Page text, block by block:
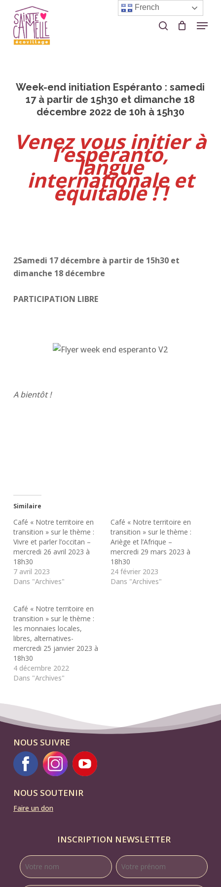
main
content
search Menu
Week-end initiation Espéranto : samedi
17 à partir de 15h30 et dimanche 18
décembre 2022 de 10h à 15h30
Venez vous initier à
l’espéranto,
langue
internationale et
équitable ! !
2Samedi 17 décembre à partir de 15h30 et
dimanche 18 décembre
PARTICIPATION LIBRE
A bientôt !
Similaire
Café « Notre territoire en
transition » sur le thème :
Vivre et parler l’occitan –
mercredi 26 avril 2023 à
18h30
7 avril 2023
Dans "Archives"
Café « Notre territoire en
transition » sur le thème :
Ariège et l’Afrique –
mercredi 29 mars 2023 à
18h30
24 février 2023
Dans "Archives"
Café « Notre territoire en
transition » sur le thème :
les monnaies locales,
libres, alternatives-
mercredi 25 janvier 2023 à
18h30
4 décembre 2022
Dans "Archives"
NOUS SUIVRE
NOUS SOUTENIR
Faire un don
INSCRIPTION NEWSLETTER
Close
French